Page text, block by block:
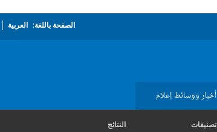
الصفحة باللغة: العربية
أخبار ووسائط إعلام
تصنيفات النتائج